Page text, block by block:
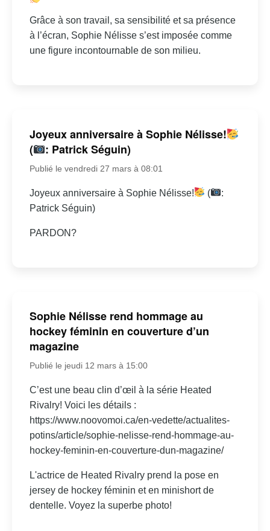
Grâce à son travail, sa sensibilité et sa présence
à l’écran, Sophie Nélisse s’est imposée comme
une figure incontournable de son milieu.
Joyeux anniversaire à Sophie Nélisse!
(
: Patrick Séguin)
Publié le vendredi 27 mars à 08:01
Joyeux anniversaire à Sophie Nélisse! (
:
Patrick Séguin)
PARDON?
Sophie Nélisse rend hommage au
hockey féminin en couverture d’un
magazine
Publié le jeudi 12 mars à 15:00
C’est une beau clin d’œil à la série Heated
Rivalry! Voici les détails :
https://www.noovomoi.ca/en-vedette/actualites-
potins/article/sophie-nelisse-rend-hommage-au-
hockey-feminin-en-couverture-dun-magazine/
L'actrice de Heated Rivalry prend la pose en
jersey de hockey féminin et en minishort de
dentelle. Voyez la superbe photo!